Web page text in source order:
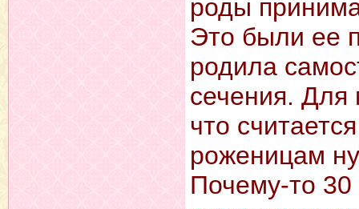
роды
Это были ее
родила
сечения. Для
что
роженицам
Почему-то 30